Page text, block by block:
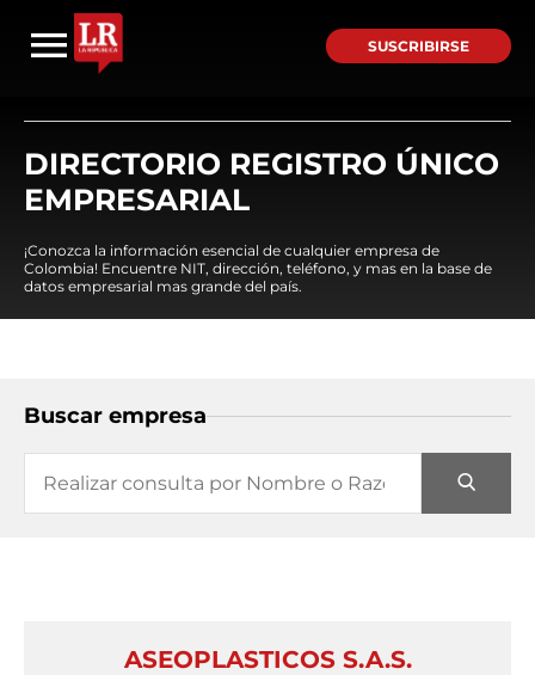
SUSCRIBIRSE
DIRECTORIO REGISTRO ÚNICO
EMPRESARIAL
¡Conozca la información esencial de cualquier empresa de
Colombia! Encuentre NIT, dirección, teléfono, y mas en la base de
datos empresarial mas grande del país.
Buscar empresa
ASEOPLASTICOS S.A.S.